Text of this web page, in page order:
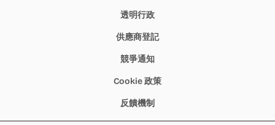
透明行政
供應商登記
競爭通知
Cookie 政策
反饋機制